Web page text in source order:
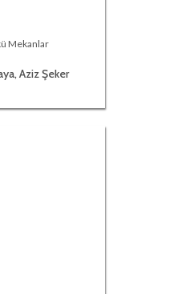
Mekanlar
Aziz Şeker